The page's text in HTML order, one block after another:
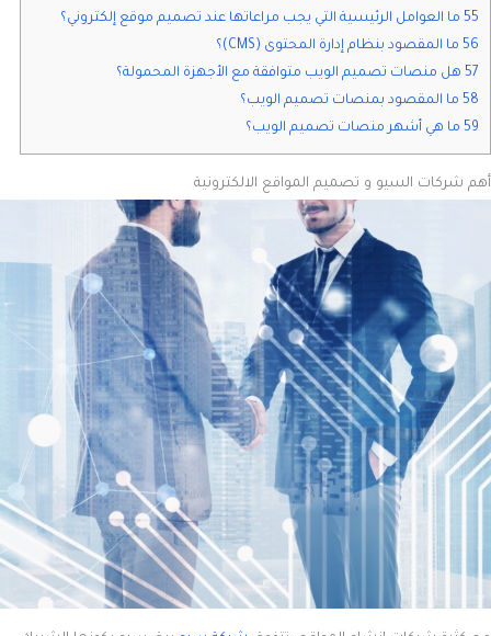
55 ما العوامل الرئيسية التي يجب مراعاتها عند تصميم موقع إلكتروني؟
56 ما المقصود بنظام إدارة المحتوى (CMS)؟
57 هل منصات تصميم الويب متوافقة مع الأجهزة المحمولة؟
58 ما المقصود بمنصات تصميم الويب؟
59 ما هي أشهر منصات تصميم الويب؟
أهم شركات السيو و تصميم المواقع الالكترونية